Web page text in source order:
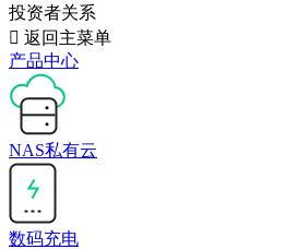
投资者关系
 返回主菜单
产品中心
NAS私有云
数码充电